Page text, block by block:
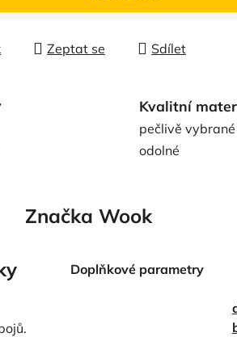
Zeptat se Sdílet
Kvalitní
pečlivě
odolné
Značka Wook
Doplňkové parametry